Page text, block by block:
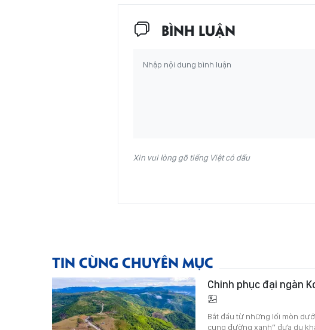
BÌNH LUẬN
Xin vui lòng gõ tiếng Việt có dấu
TIN CÙNG CHUYÊN MỤC
Chinh phục đại ngàn
Bắt đầu từ những lối mòn
cung đường xanh” đưa du